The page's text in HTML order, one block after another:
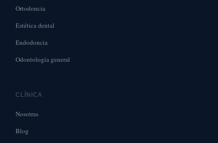
Ortodoncia
Estética dental
Endodoncia
Odontología general
CLÍNICA
Nosotras
Blog